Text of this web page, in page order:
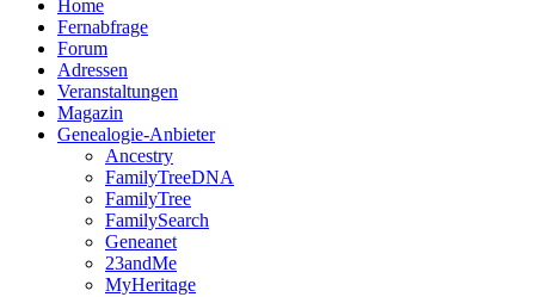
Home
Fernabfrage
Forum
Adressen
Veranstaltungen
Magazin
Genealogie-Anbieter
Ancestry
FamilyTreeDNA
FamilyTree
FamilySearch
Geneanet
23andMe
MyHeritage